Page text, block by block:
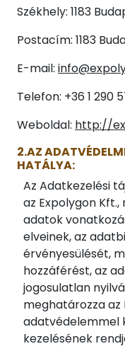
Székhely: 1183
Postacím: 1183
E-mail:
Telefon: +36 1 290
Weboldal: http://
2.AZ
HATÁLYA:
Az Adatkezelési
az Expolygon
adatok
elveinek, az
érvényesülését,
hozzáférést, az
jogosulatlan
meghatározza
adatvédelemmel
kezelésének